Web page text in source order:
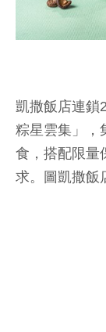
凱撒飯店連鎖
粽星雲集」，
食，搭配限量
求。圖凱撒飯